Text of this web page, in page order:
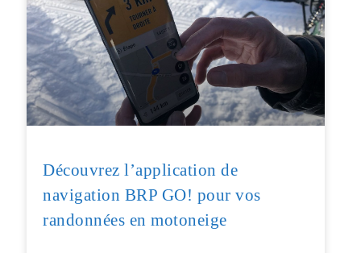
Découvrez l’application de
navigation BRP GO! pour vos
randonnées en motoneige